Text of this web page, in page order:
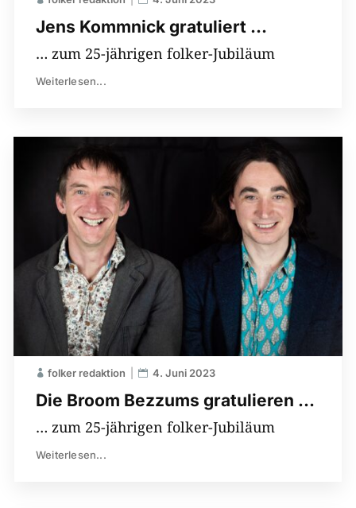
Jens Kommnick gratuliert …
… zum 25-jährigen folker-Jubiläum
Weiterlesen...
Die Broom Bezzums gratulieren …
folker redaktion 4. Juni 2023
… zum 25-jährigen folker-Jubiläum
Weiterlesen...